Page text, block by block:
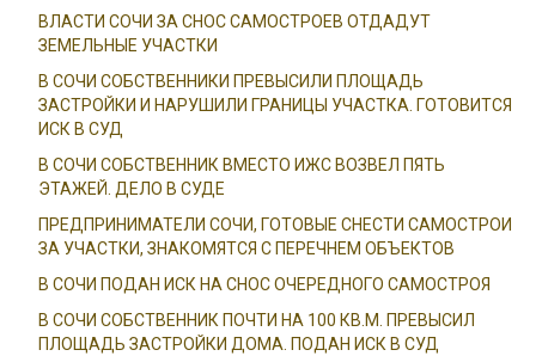
ВЛАСТИ СОЧИ ЗА СНОС САМОСТРОЕВ ОТДАДУТ
ЗЕМЕЛЬНЫЕ УЧАСТКИ
В СОЧИ СОБСТВЕННИКИ ПРЕВЫСИЛИ ПЛОЩАДЬ
ЗАСТРОЙКИ И НАРУШИЛИ ГРАНИЦЫ УЧАСТКА. ГОТОВИТСЯ
ИСК В СУД
В СОЧИ СОБСТВЕННИК ВМЕСТО ИЖС ВОЗВЕЛ ПЯТЬ
ЭТАЖЕЙ. ДЕЛО В СУДЕ
ПРЕДПРИНИМАТЕЛИ СОЧИ, ГОТОВЫЕ СНЕСТИ САМОСТРОИ
ЗА УЧАСТКИ, ЗНАКОМЯТСЯ С ПЕРЕЧНЕМ ОБЪЕКТОВ
В СОЧИ ПОДАН ИСК НА СНОС ОЧЕРЕДНОГО САМОСТРОЯ
В СОЧИ СОБСТВЕННИК ПОЧТИ НА 100 КВ.М. ПРЕВЫСИЛ
ПЛОЩАДЬ ЗАСТРОЙКИ ДОМА. ПОДАН ИСК В СУД